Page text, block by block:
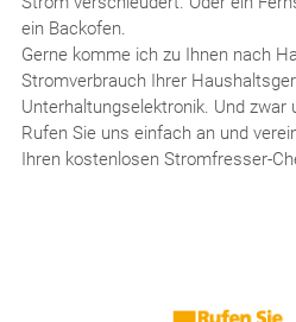
ein Backofen.
Gerne komme ich zu Ihnen nach
Stromverbrauch Ihrer
Unterhaltungselektronik. Und zwar
Rufen Sie uns einfach an und
Ihren kostenlosen Stromfresser-